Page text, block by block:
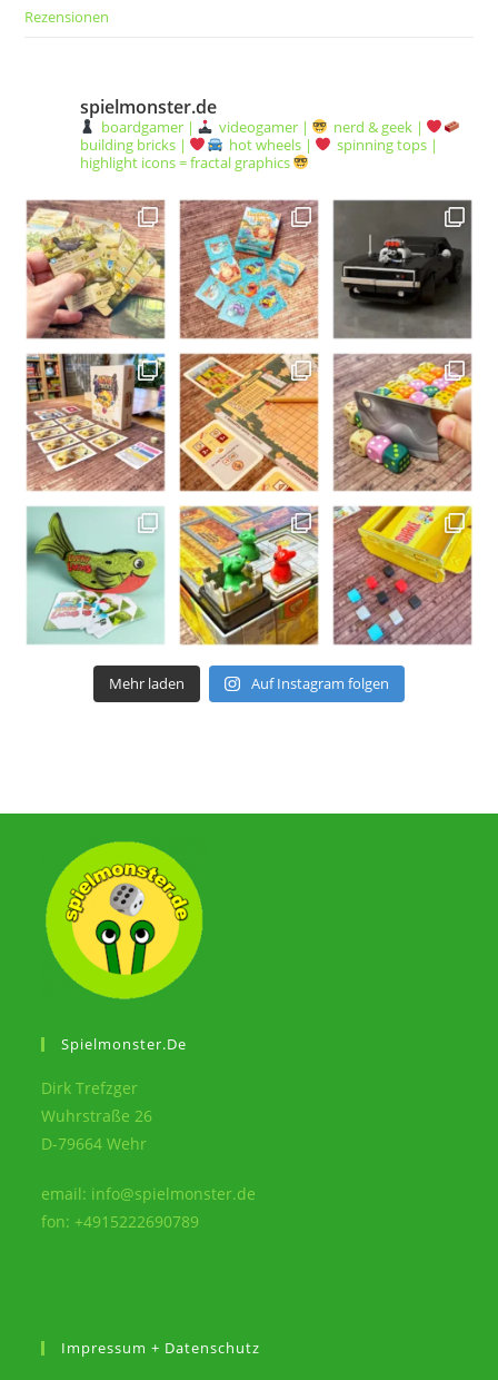
Rezensionen
spielmonster.de
boardgamer | videogamer |
nerd & geek |
building bricks |
hot wheels |
spinning tops |
highlight icons = fractal graphics
Mehr laden Auf Instagram folgen
Spielmonster.de
Dirk Trefzger
Wuhrstraße 26
D-79664 Wehr
email: info@spielmonster.de
fon: +4915222690789
Impressum + Datenschutz